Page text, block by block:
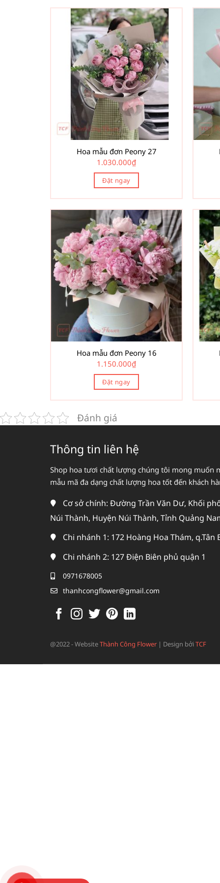
Hoa mẫu đơn Peony 27
1.030.000₫
Đặt ngay
Hoa mẫu đơn Peony 16
1.150.000₫
Đặt ngay
Đánh giá
Thông tin liên hệ
Shop hoa tươi chất lượng chúng tôi mong muốn
mẫu mã đa dạng chất lượng hoa tốt đến khách
Cơ sở chính: Đường Trần Văn Dư, Khối
Núi Thành, Huyện Núi Thành, Tỉnh Quảng
Chi nhánh 1: 172 Hoàng Hoa Thám, q.Tân
Chi nhánh 2: 127 Điện Biên phủ quận 1
0971678005
thanhcongflower@gmail.com
@2022 - WebsiteThành Công Flower | Design bởiTCF